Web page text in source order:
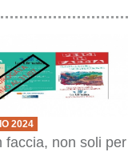
2024
faccia, non soli per